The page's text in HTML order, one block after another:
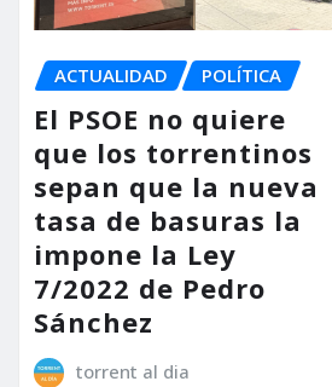
ACTUALIDAD POLÍTICA
El PSOE no quiere
que los torrentinos
sepan que la nueva
tasa de basuras la
impone la Ley
7/2022 de Pedro
Sánchez
torrent al dia